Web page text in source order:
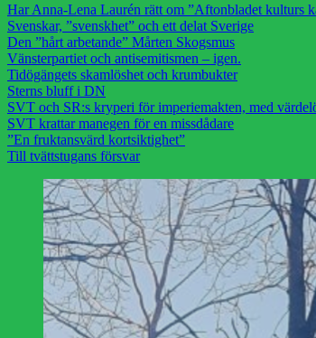
Har Anna-Lena Laurén rätt om ”Aftonbladet kulturs
Svenskar, ”svenskhet” och ett delat Sverige
Den ”hårt arbetande” Mårten Skogsmus
Vänsterpartiet och antisemitismen – igen.
Tidögängets skamlöshet och krumbukter
Sterns bluff i DN
SVT och SR:s kryperi för imperiemakten, med
SVT krattar manegen för en missdådare
”En fruktansvärd kortsiktighet”
Till tvättstugans försvar